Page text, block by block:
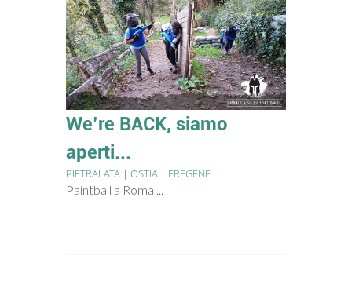
We’re BACK, siamo
aperti...
PIETRALATA | OSTIA | FREGENE
Paintball a Roma ...